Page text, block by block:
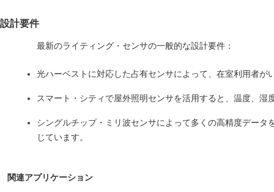
設計要件
最新のライティング・センサの一般的な設計要件：
光ハーベストに対応した占有センサによって、在室利用者
スマート・シティで屋外照明センサを活用すると、温度、
シングルチップ・ミリ波センサによって多くの高精度デー
じています。